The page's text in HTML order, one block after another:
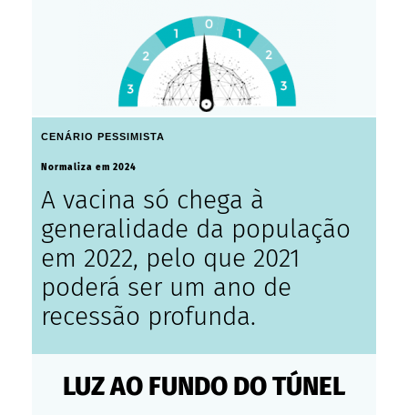
CENÁRIO PESSIMISTA
Normaliza em 2024
A vacina só chega à
generalidade da população
em 2022, pelo que 2021
poderá ser um ano de
recessão profunda.
LUZ AO FUNDO DO TÚNEL